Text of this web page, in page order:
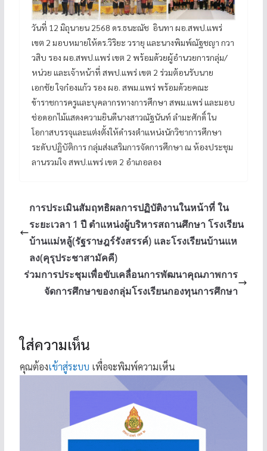
วันที่ 12 มิถุนายน 2568 ดร.ธนะณัช อินทา ผอ.สพป.แพร่
เขต 2 มอบหมายให้ดร.วิริยะ วรายุ และนางพิมพ์ณัฐชญา กวา
วสิบ รอง ผอ.สพป.แพร่ เขต 2 พร้อมด้วยผู้อำนวยการกลุ่ม/
หน่วย และเจ้าหน้าที่ สพป.แพร่ เขต 2 ร่วมต้อนรับนาย
เอกชัย ใจก๋องแก้ว รอง ผอ. สพม.แพร่ พร้อมด้วยคณะ
ข้าราชการครูและบุคลากรทางการศึกษา สพม.แพร่ และมอบ
ช่อดอกไม้แสดงความยินดีนางสาวณัฐนันท์ ลำมะศักดิ์ ใน
โอกาสบรรจุและแต่งตั้งให้ดำรงตำแหน่งนักวิชาการศึกษา
ระดับปฏิบัติการ กลุ่มส่งเสริมการจัดการศึกษา ณ ห้องประชุม
ลานรวมใจ สพป.แพร่ เขต 2 อำเภอลอง
การประเมินสัมฤทธิผลการปฏิบัติงานในหน้าที่ ใน
ระยะเวลา 1 ปี ตำแหน่งผู้บริหารสถานศึกษา โรงเรียน
บ้านแม่หลู้(รัฐราษฎร์รังสรรค์) และโรงเรียนบ้านแห
ลง(คุรุประชาสามัคคี)
ร่วมการประชุมเพื่อขับเคลื่อนการพัฒนาคุณภาพการ
จัดการศึกษาของกลุ่มโรงเรียนกองทุนการศึกษา
ใส่ความเห็น
คุณต้องเข้าสู่ระบบ เพื่อจะพิมพ์ความเห็น